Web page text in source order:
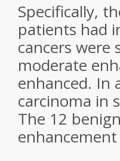
Specifically,
patients had
cancers were
moderate
enhanced. In
carcinoma in
The 12